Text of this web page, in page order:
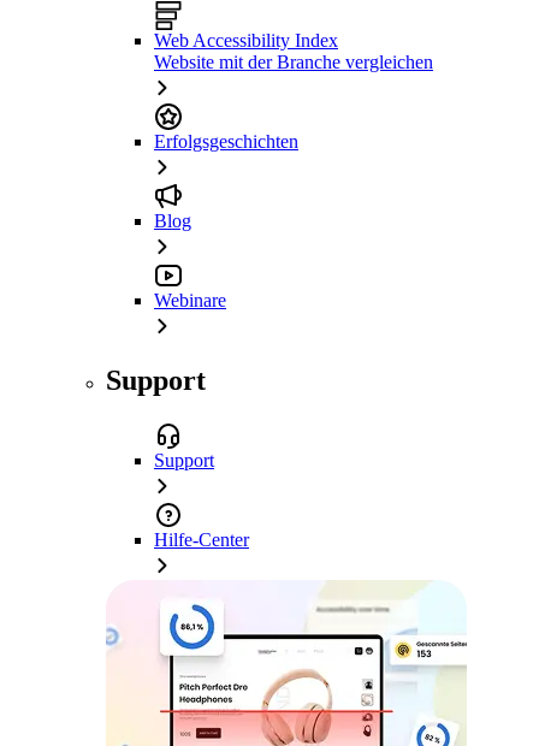
Web Accessibility Index
Website mit der Branche vergleichen
Erfolgsgeschichten
Blog
Webinare
Support
Support
Hilfe-Center